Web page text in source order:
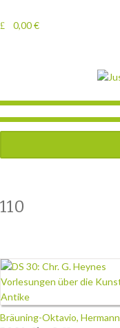
0,00€
110
Bräuning-Oktavio, Hermann